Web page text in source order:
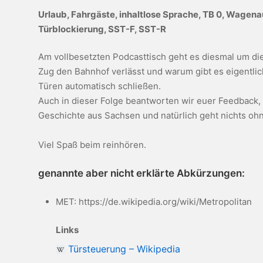
Urlaub, Fahrgäste, inhaltlose Sprache, TB 0,
Türblockierung, SST-F, SST-R
Am vollbesetzten Podcasttisch geht es diesmal um
Zug den Bahnhof verlässt und warum gibt es
Türen automatisch schließen.
Auch in dieser Folge beantworten wir euer
Geschichte aus Sachsen und natürlich geht nichts
Viel Spaß beim reinhören.
genannte aber nicht erklärte Abkürzungen:
MET: https://de.wikipedia.org/wiki/Metropolitan
Links
Türsteuerung – Wikipedia